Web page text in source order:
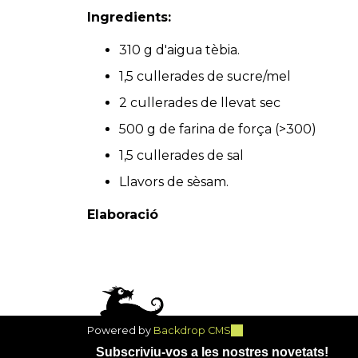
Ingredients:
310 g d'aigua tèbia.
1,5 cullerades de sucre/mel
2 cullerades de llevat sec
500 g de farina de força (>300)
1,5 cullerades de sal
Llavors de sèsam.
Elaboració
Powered by Backdrop CMS
Subscriviu-vos a les nostres novetats!